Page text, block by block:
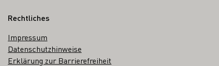
Rechtliches
Impressum
Datenschutzhinweise
Erklärung zur Barrierefreiheit